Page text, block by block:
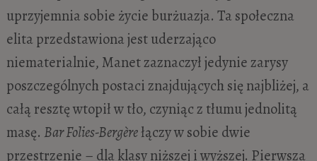
uprzyjemnia sobie życie burżuazja. Ta społeczna
elita przedstawiona jest uderzająco
niematerialnie, Manet zaznaczył jedynie zarysy
poszczególnych postaci znajdujących się najbliżej, a
całą resztę wtopił w tło, czyniąc z tłumu jednolitą
masę. Bar Folies-Bergèrełączy w sobie dwie
przestrzenie – dla klasy niższej i wyższej. Pierwsza